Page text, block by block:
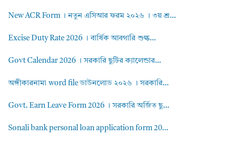
New ACR Form । নতুন এসিআর ফরম ২০২৬ । ৩য় শ্র...
Excise Duty Rate 2026 । বার্ষিক আবগারি শুল্ক...
Govt Calendar 2026 । সরকারি ছুটির ক্যালেন্ডার...
অঙ্গীকারনামা word file ডাউনলোড ২০২৬ । সরকারি...
Govt. Earn Leave Form 2026 । সরকারি অর্জিত ছু...
Sonali bank personal loan application form 20...